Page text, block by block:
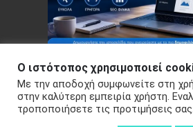
Copyright © 2026 Your e-articles -
Sparkle Themes Πολιτική
Ο ιστότοπος χρησιμοποιεί
Με την αποδοχή συμφωνείτε στη
στην καλύτερη εμπειρία χρήστη.
τροποποιήσετε τις προτιμήσεις σας.